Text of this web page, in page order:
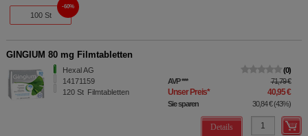
100 St
60%
GINGIUM 80 mg Filmtabletten
Hexal AG
14171159
120 St Filmtabletten
0
AVP*** 71,79 €
Unser Preis* 40,95 €
Sie sparen 30,84 €(43%)
Details